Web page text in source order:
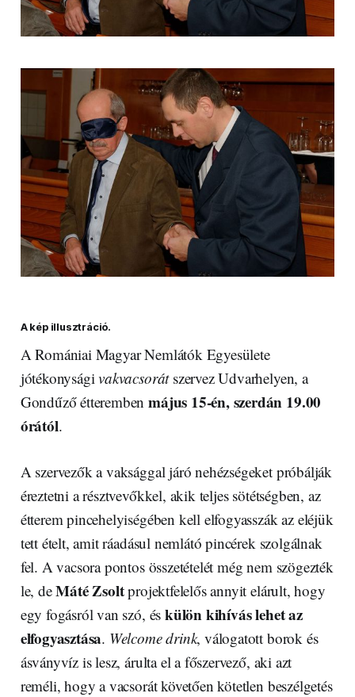
A kép illusztráció.
A Romániai Magyar Nemlátók Egyesülete
jótékonyságivakvacsorátszervez Udvarhelyen, a
Gondűző étterembenmájus 15-én, szerdán 19.00
órától.
A szervezők a vaksággal járó nehézségeket próbálják
éreztetni a résztvevőkkel, akik teljes sötétségben, az
étterem pincehelyiségében kell elfogyasszák az eléjük
tett ételt, amit ráadásul nemlátó pincérek szolgálnak
fel. A vacsora pontos összetételét még nem szögezték
le, deMáté Zsoltprojektfelelős annyit elárult, hogy
egy fogásról van szó, és külön kihívás lehet az
elfogyasztása. Welcome drink, válogatott borok és
ásványvíz is lesz, árulta el a főszervező, aki azt
reméli, hogy a vacsorát követően kötetlen beszélgetés